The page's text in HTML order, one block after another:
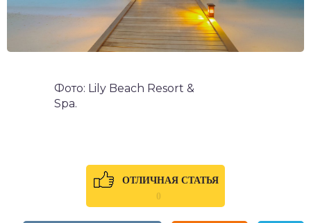
Фото: Lily Beach Resort &
Spa.
ОТЛИЧНАЯ СТАТЬЯ
0